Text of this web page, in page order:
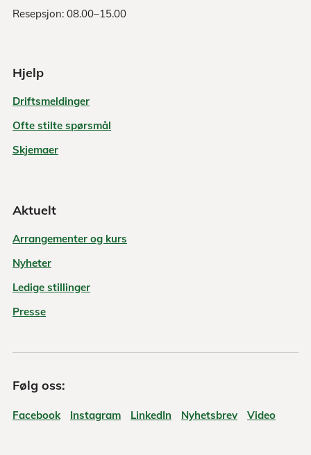
Resepsjon: 08.00–15.00
Hjelp
Driftsmeldinger
Ofte stilte spørsmål
Skjemaer
Aktuelt
Arrangementer og kurs
Nyheter
Ledige stillinger
Presse
Følg oss:
Facebook Instagram LinkedIn Nyhetsbrev Video